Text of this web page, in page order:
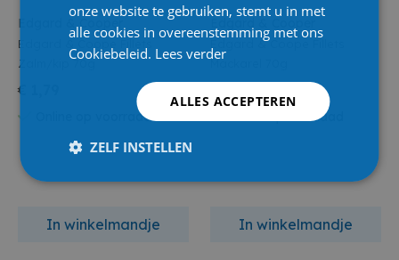
Edgard & Cooper
Edgard & Coope Fillets
Zalm/kip 70g
€ 1,79
Online op voorraad
In winkelmandje
Edgard & Cooper
Edgard & Coope Fillets
Mackarel 70g
Online op voorraad
In winkelmandje
onze website te gebruiken, stemt u in met
alle cookies in overeenstemming met ons
Cookiebeleid. Lees verder
ALLES ACCEPTEREN
ZELF INSTELLEN